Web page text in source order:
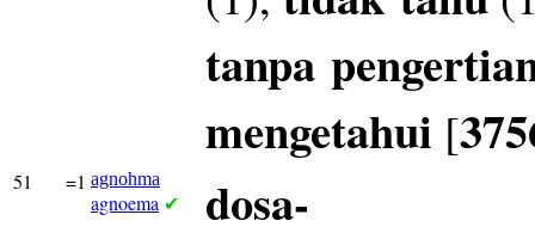
tanpa
mengetahui [
51 =1 agnohma
agnoema ✔
dosa-